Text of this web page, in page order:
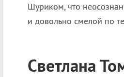
Шуриком, что
и довольно смелой по
Светлана